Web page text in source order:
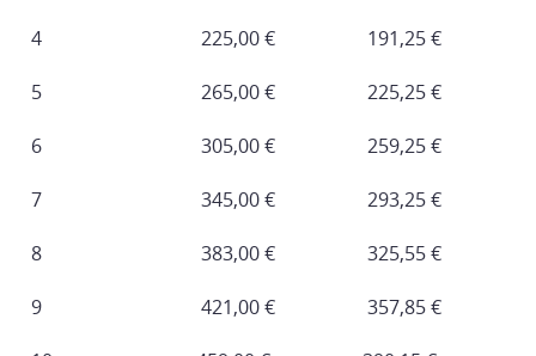
4 225,00 € 191,25 €
5 265,00 € 225,25 €
6 305,00 € 259,25 €
7 345,00 € 293,25 €
8 383,00 € 325,55 €
9 421,00 € 357,85 €